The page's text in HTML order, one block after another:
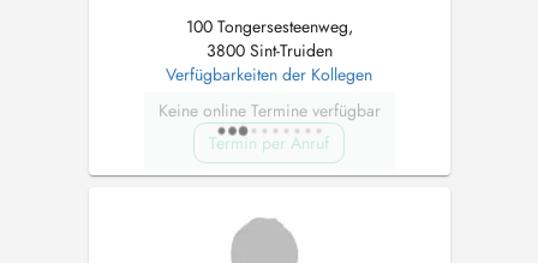
100 Tongersesteenweg,
3800 Sint-Truiden
Verfügbarkeiten der Kollegen
Keine online Termine verfügbar
Termin per Anruf